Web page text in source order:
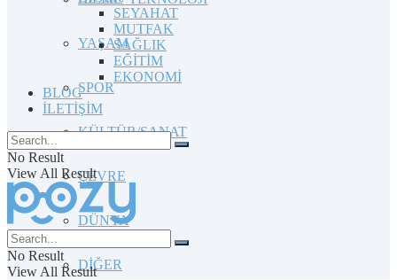
YAŞAM
SPOR
KÜLTÜR/SANAT
ÇEVRE
DÜNYA
DİĞER
SEYAHAT
MUTFAK
SAĞLIK
EĞİTİM
EKONOMİ
BLOG
İLETİŞİM
No Result
View All Result
No Result
View All Result